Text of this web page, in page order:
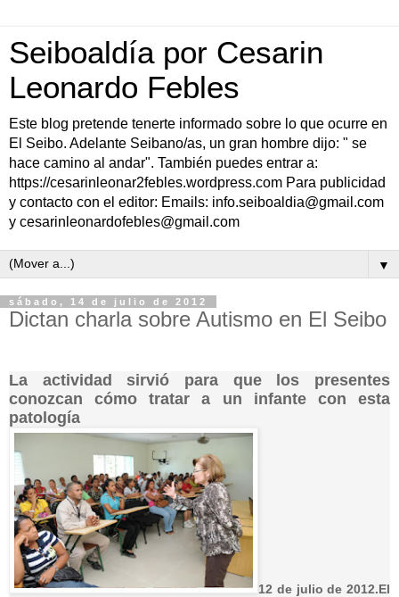
Seiboaldía por Cesarin
Leonardo Febles
Este blog pretende tenerte informado sobre lo que ocurre en
El Seibo. Adelante Seibano/as, un gran hombre dijo: " se
hace camino al andar". También puedes entrar a:
https://cesarinleonar2febles.wordpress.com Para publicidad
y contacto con el editor: Emails: info.seiboaldia@gmail.com
y cesarinleonardofebles@gmail.com
▼
sábado, 14 de julio de 2012
Dictan charla sobre Autismo en El Seibo
La actividad sirvió para que los presentes
conozcan cómo tratar a un infante con esta
patología
12 de julio de 2012.El